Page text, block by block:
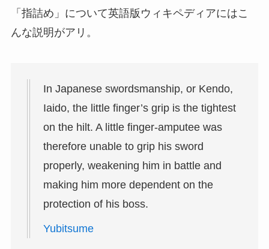
「指詰め」について英語版ウィキペディアにはこ
んな説明がアリ。
In Japanese swordsmanship, or Kendo,
Iaido, the little finger’s grip is the tightest
on the hilt. A little finger-amputee was
therefore unable to grip his sword
properly, weakening him in battle and
making him more dependent on the
protection of his boss.
Yubitsume